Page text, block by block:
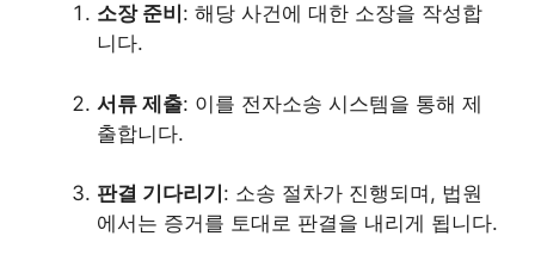
소장 준비 : 해당 사건에 대한 소장을 작성합
니다.
서류 제출: 이를 전자소송 시스템을 통해 제
출합니다.
판결 기다리기 : 소송 절차가 진행되며, 법원
에서는 증거를 토대로 판결을 내리게 됩니다.